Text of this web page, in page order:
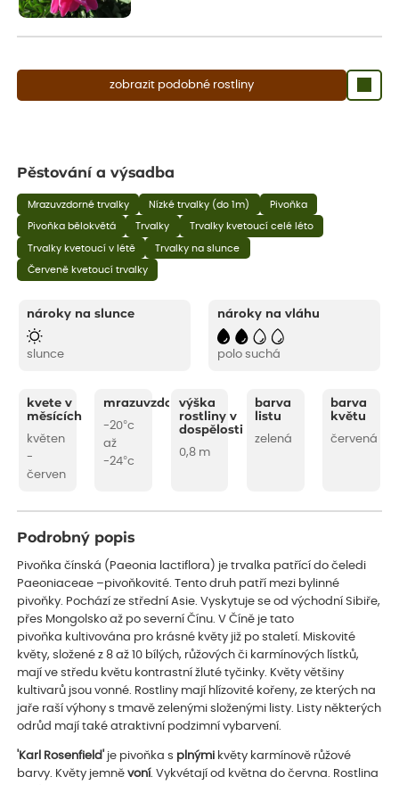
zobrazit podobné rostliny
Pěstování a výsadba
Mrazuvzdorné trvalky Nízké trvalky (do 1m) Pivoňka
Pivoňka bělokvětá Trvalky Trvalky kvetoucí celé léto
Trvalky kvetoucí v létě Trvalky na slunce
Červeně kvetoucí trvalky
nároky na slunce
slunce
nároky na vláhu
polo suchá
kvete v
měsících
květen
-
červen
mrazuvzdornost
-20°c
až
-24°c
výška
rostliny v
dospělosti
0,8 m
barva
listu
zelená
barva
květu
červená
Podrobný popis
Pivoňka čínská (Paeonia lactiflora) je trvalka patřící do čeledi
Paeoniaceae –pivoňkovité. Tento druh patří mezi bylinné
pivoňky. Pochází ze střední Asie. Vyskytuje se od východní Sibiře,
přes Mongolsko až po severní Čínu. V Číně je tato
pivoňka kultivována pro krásné květy již po staletí. Miskovité
květy, složené z 8 až 10 bílých, růžových či karmínových lístků,
mají ve středu květu kontrastní žluté tyčinky. Květy většiny
kultivarů jsou vonné. Rostliny mají hlízovité kořeny, ze kterých na
jaře raší výhony s tmavě zelenými složenými listy. Listy některých
odrůd mají také atraktivní podzimní vybarvení.
'Karl Rosenfield' je pivoňka s plnými květy karmínově růžové
barvy. Květy jemně voní. Vykvétají od května do června. Rostlina